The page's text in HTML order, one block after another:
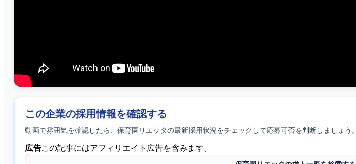
この企業の採用情報を確認する
動画で雰囲気を確認したら、 保育園リエッタの最新採用状況をチェックして応募可否を判断しましょう。
広告この記事にはアフィリエイト広告を含みます。